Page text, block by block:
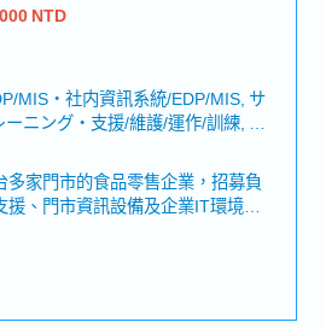
)
度業績而定)
NTD
MIS・社内資訊系統/EDP/MIS, サ
ニング・支援/維護/運作/訓練, そ
/通信)エンジニア・其他(IT/網路/
家門市的食品零售企業，招募負
、門市資訊設備及企業IT環境管
作內容】・負責Windows電腦安
障排除・協助Google
Office、LibreOffice等辦公軟體的
印表機、周邊設備及其他資訊設備